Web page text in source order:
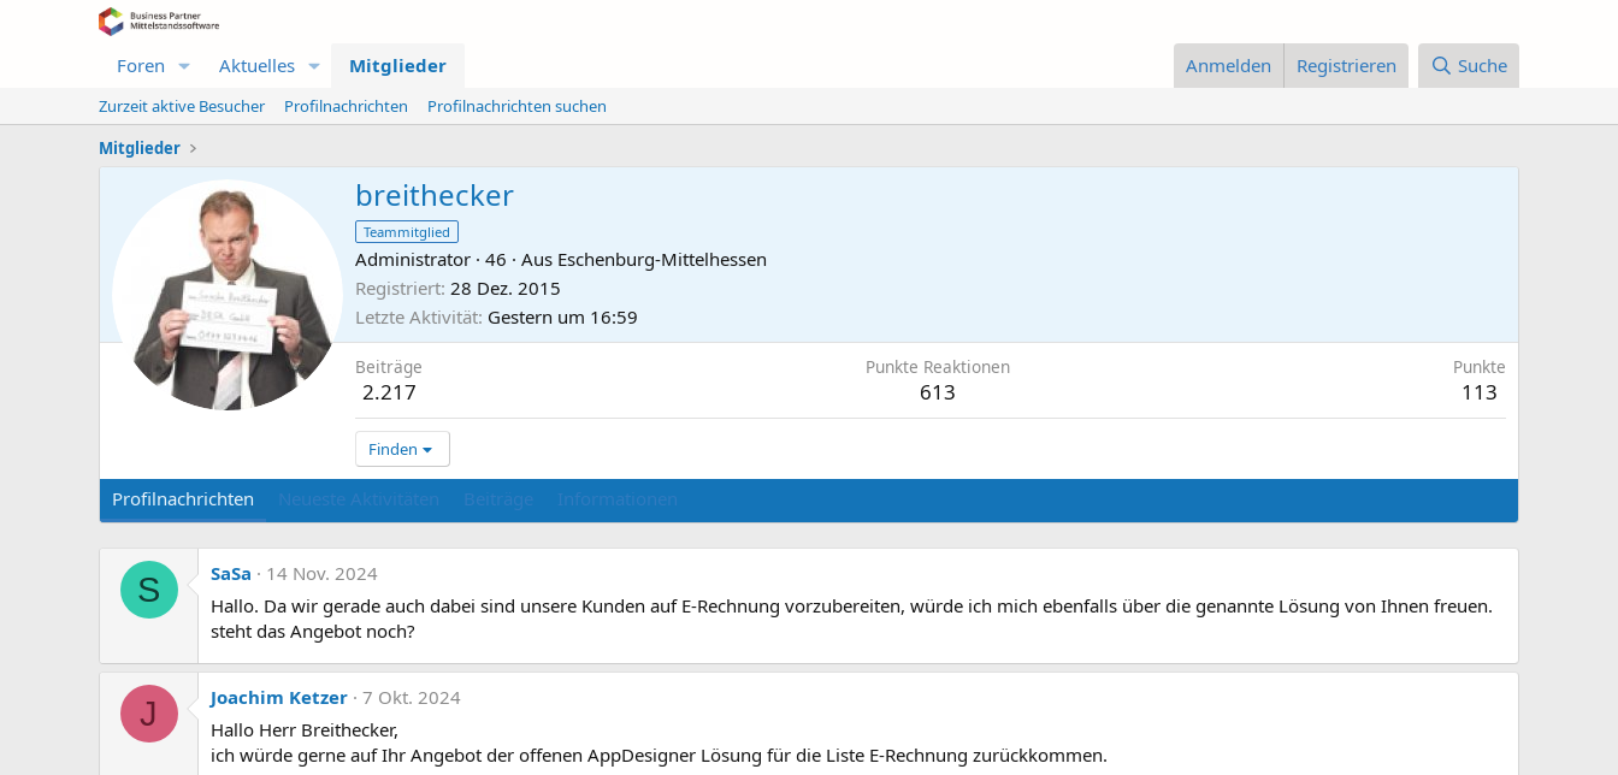
Foren Aktuelles Mitglieder Anmelden Registrieren Suche
Zurzeit aktive Besucher Profilnachrichten
Profilnachrichten suchen
Mitglieder
breithecker
Teammitglied
Administrator · 46 · Aus Eschenburg-Mittelhessen
Registriert 28 Dez. 2015
Letzte Aktivität Gestern um 16:59
Beiträge
2.217
Punkte Reaktionen
613
Punkte
113
Finden
Profilnachrichten Neueste Aktivitäten Beiträge Informationen
S SaSa
14 Nov. 2024
Hallo. Da wir gerade auch dabei sind unsere Kunden auf E-Rechnung vorzubereiten, würde ich mich ebenfalls über die genannte Lösung von Ihnen freuen.
steht das Angebot noch?
J Joachim Ketzer 7 Okt. 2024
Hallo Herr Breithecker,
ich würde gerne auf Ihr Angebot der offenen AppDesigner Lösung für die Liste E-Rechnung zurückkommen.